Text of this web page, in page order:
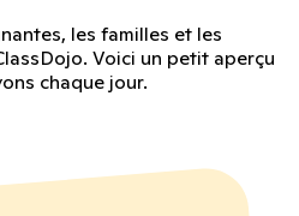
les familles et les
Voici un petit aperçu
chaque jour.